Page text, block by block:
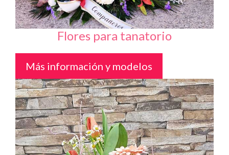
Flores para tanatorio
Más información y modelos